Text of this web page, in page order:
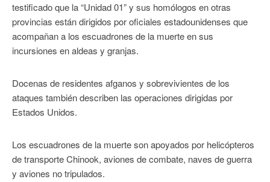
testificado que la “Unidad 01” y sus homólogos en otras
provincias están dirigidos por oficiales estadounidenses que
acompañan a los escuadrones de la muerte en sus
incursiones en aldeas y granjas.
Docenas de residentes afganos y sobrevivientes de los
ataques también describen las operaciones dirigidas por
Estados Unidos.
Los escuadrones de la muerte son apoyados por helicópteros
de transporte Chinook, aviones de combate, naves de guerra
y aviones no tripulados.